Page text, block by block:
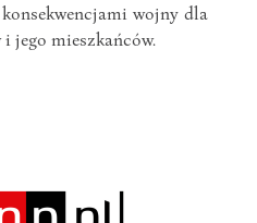
wojny dla
jego mieszkańców.